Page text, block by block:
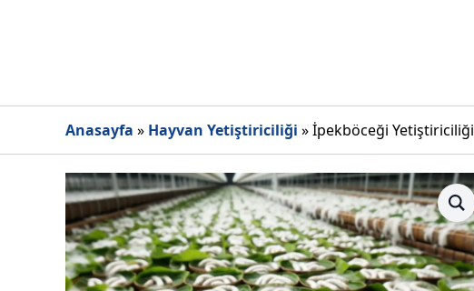
Anasayfa » Hayvan Yetiştiriciliği »İpekböceği Yetiştiriciliği